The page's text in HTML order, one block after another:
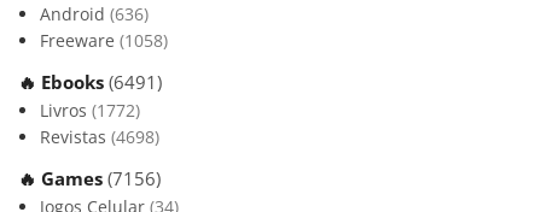
Android (636)
Freeware (1058)
🔥 Ebooks (6491)
Livros (1772)
Revistas (4698)
🔥 Games (7156)
Jogos Celular (34)